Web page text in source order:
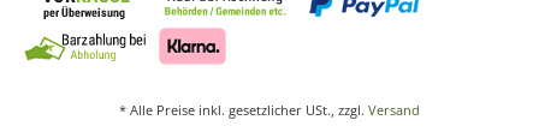
* Alle Preise inkl. gesetzlicher USt., zzgl. Versand